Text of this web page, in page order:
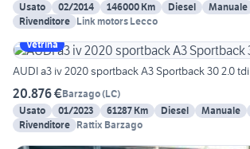
Usato
02/2014 146000 Km Diesel Manuale
Rivenditore Link motors Lecco
Vetrina
AUDI a3 iv 2020 sportback A3 Sportback 30 2.0 tdi
20.876 €Barzago(LC)
Usato
01/2023 61287 Km Diesel Manuale
Rivenditore Rattix Barzago